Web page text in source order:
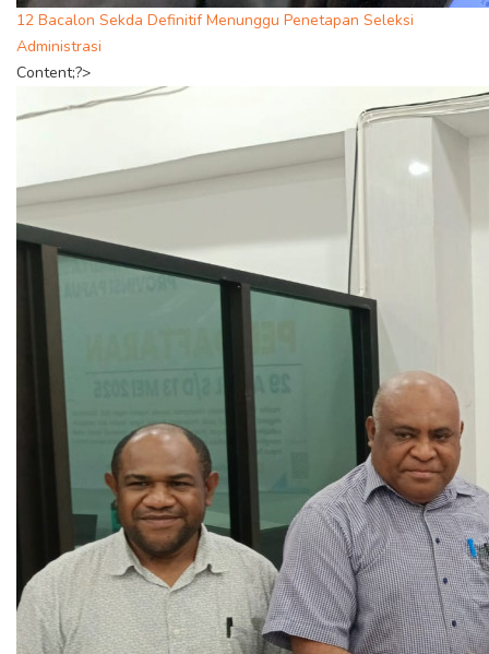
12 Bacalon Sekda Definitif Menunggu Penetapan Seleksi
Administrasi
Content;?>